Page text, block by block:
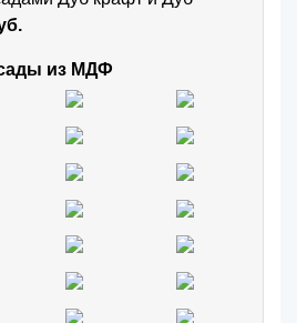
из МДФ